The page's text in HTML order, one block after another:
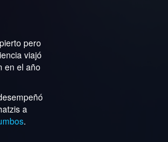
pero
viajó
en el año
a
.